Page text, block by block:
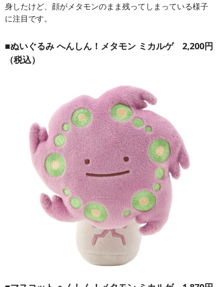
身したけど、顔がメタモンのまま残ってしまっている様子
に注目です。
■ぬいぐるみ へんしん！メタモン ミカルゲ2,200円
（税込）